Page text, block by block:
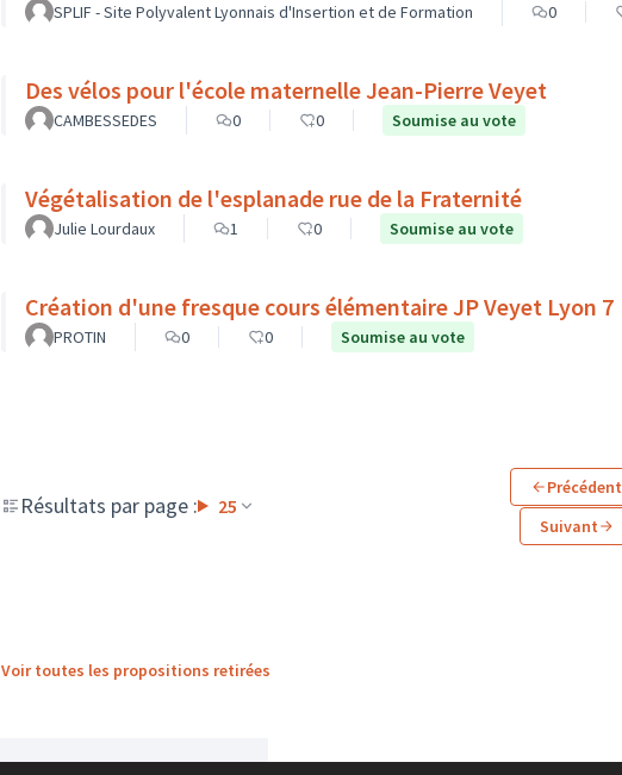
SPLIF - Site Polyvalent Lyonnais d'Insertion et de Formation 0
Des vélos pour l'école maternelle Jean-Pierre Veyet
CAMBESSEDES 0 0 Soumise au vote
Végétalisation de l'esplanade rue de la Fraternité
Julie Lourdaux 1 0 Soumise au vote
Création d'une fresque cours élémentaire JP Veyet Lyon 7
PROTIN 0 0 Soumise au vote
Résultats par page : 25
Précédent
Suivant
Voir toutes les propositions retirées